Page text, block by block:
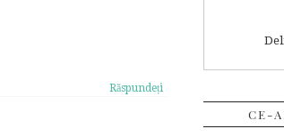
Răspundeți
CE-